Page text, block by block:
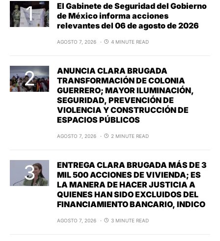
El Gabinete de Seguridad del Gobierno
de México informa acciones
relevantes del 06 de agosto de 2026
AGOSTO 7, 2026 4 MINUTE READ
ANUNCIA CLARA BRUGADA
TRANSFORMACIÓN DE COLONIA
GUERRERO; MAYOR ILUMINACIÓN,
SEGURIDAD, PREVENCIÓN DE
VIOLENCIA Y CONSTRUCCIÓN DE
ESPACIOS PÚBLICOS
AGOSTO 7, 2026 2 MINUTE READ
ENTREGA CLARA BRUGADA MÁS DE 3
MIL 500 ACCIONES DE VIVIENDA; ES
LA MANERA DE HACER JUSTICIA A
QUIENES HAN SIDO EXCLUIDOS DEL
FINANCIAMIENTO BANCARIO, INDICO
AGOSTO 7, 2026 3 MINUTE READ